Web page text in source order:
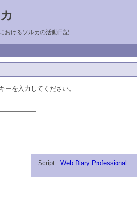
おけるソルカの活動日記
ーを入力してください。
Script : Web Diary Professional